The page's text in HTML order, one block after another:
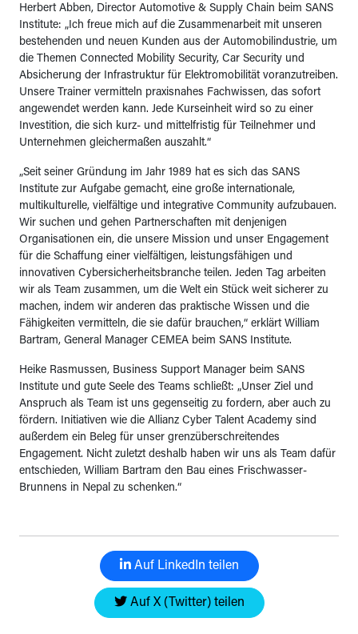
Herbert Abben, Director Automotive & Supply Chain beim SANS
Institute: „Ich freue mich auf die Zusammenarbeit mit unseren
bestehenden und neuen Kunden aus der Automobilindustrie, um
die Themen Connected Mobility Security, Car Security und
Absicherung der Infrastruktur für Elektromobilität voranzutreiben.
Unsere Trainer vermitteln praxisnahes Fachwissen, das sofort
angewendet werden kann. Jede Kurseinheit wird so zu einer
Investition, die sich kurz- und mittelfristig für Teilnehmer und
Unternehmen gleichermaßen auszahlt.“
„Seit seiner Gründung im Jahr 1989 hat es sich das SANS
Institute zur Aufgabe gemacht, eine große internationale,
multikulturelle, vielfältige und integrative Community aufzubauen.
Wir suchen und gehen Partnerschaften mit denjenigen
Organisationen ein, die unsere Mission und unser Engagement
für die Schaffung einer vielfältigen, leistungsfähigen und
innovativen Cybersicherheitsbranche teilen. Jeden Tag arbeiten
wir als Team zusammen, um die Welt ein Stück weit sicherer zu
machen, indem wir anderen das praktische Wissen und die
Fähigkeiten vermitteln, die sie dafür brauchen,“ erklärt William
Bartram, General Manager CEMEA beim SANS Institute.
Heike Rasmussen, Business Support Manager beim SANS
Institute und gute Seele des Teams schließt: „Unser Ziel und
Anspruch als Team ist uns gegenseitig zu fordern, aber auch zu
fördern. Initiativen wie die Allianz Cyber Talent Academy sind
außerdem ein Beleg für unser grenzüberschreitendes
Engagement. Nicht zuletzt deshalb haben wir uns als Team dafür
entschieden, William Bartram den Bau eines Frischwasser-
Brunnens in Nepal zu schenken.“
Auf LinkedIn teilen
Auf X (Twitter) teilen